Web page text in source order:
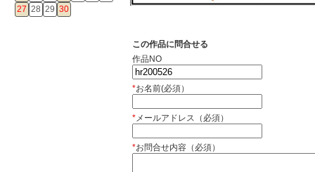
27 28 29 30
この作品に問合せる
作品NO
*お名前(必須）
*メールアドレス（必須）
*お問合せ内容（必須）